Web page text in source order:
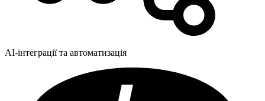
AI-інтеграції та автоматизація